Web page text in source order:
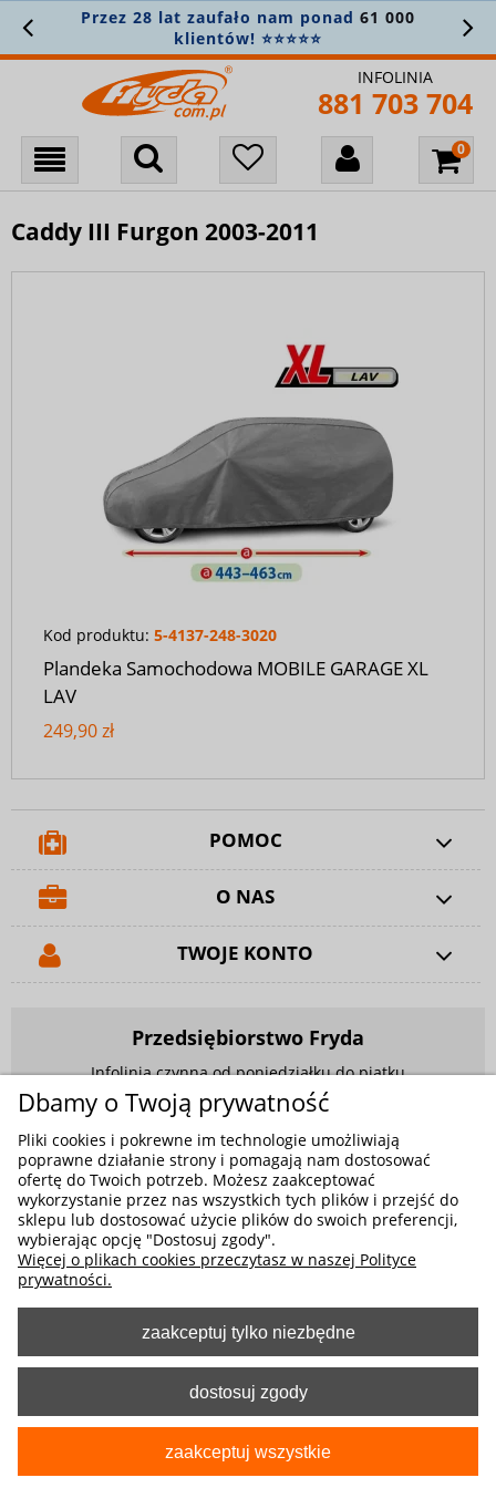
Przez 28 lat zaufało nam ponad 61 000
klientów! ⭐⭐⭐⭐⭐
INFOLINIA
881 703 704
Caddy III Furgon 2003-2011
Kod produktu: 5-4137-248-3020
Plandeka Samochodowa MOBILE GARAGE XL
LAV
249,90 zł
POMOC
O NAS
TWOJE KONTO
Przedsiębiorstwo Fryda
Infolinia czynna od poniedziałku do piątku
w godzinach 9.00 - 17.00
881 703 704
E-mail:sklep@fryda.com.pl
Sklepy stacjonarne:
ul. Składowa 26, 34-400 Nowy Targ
ul. Żywiecka 91, 43-300 Bielsko-Biała
MOŻLIWE FORMY PŁATNOŚCI
pokaż pełną wersję strony
Dbamy o Twoją prywatność
Pliki cookies i pokrewne im technologie umożliwiają
poprawne działanie strony i pomagają nam dostosować
ofertę do Twoich potrzeb. Możesz zaakceptować
wykorzystanie przez nas wszystkich tych plików i przejść do
sklepu lub dostosować użycie plików do swoich preferencji,
wybierając opcję "Dostosuj zgody".
Więcej o plikach cookies przeczytasz w naszej Polityce
prywatności.
zaakceptuj tylko niezbędne
dostosuj zgody
zaakceptuj wszystkie